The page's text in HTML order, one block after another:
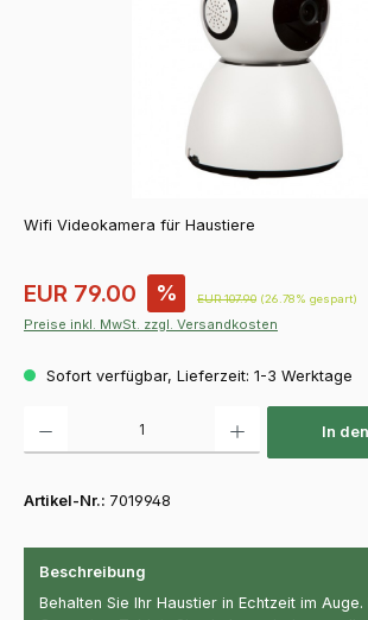
Wifi Videokamera für Haustiere
Verkaufspreis:
EUR 79.00 % Regulärer Preis:
EUR 107.90 (26.78% gespart)
Preise inkl. MwSt. zzgl. Versandkosten
Sofort verfügbar, Lieferzeit: 1-3 Werktage
In
Artikel-Nr.: 7019948
Beschreibung
Behalten Sie Ihr Haustier in Echtzeit im